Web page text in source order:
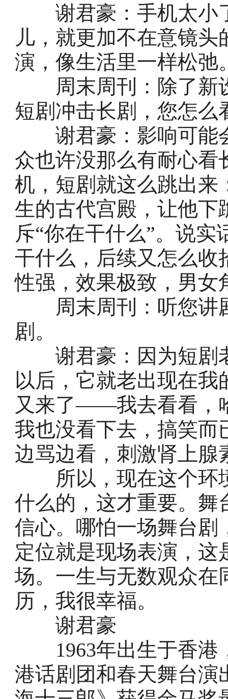
谢君豪：手机太小
儿，就更加不在意镜
演，像生活里一样松弛
周末周刊：除了新
短剧冲击长剧，您怎么
谢君豪：影响可能
众也许没那么有耐心看
机，短剧就这么跳出来
生的古代宫殿，让他下
斥“你在干什么”。说
干什么，后续又怎么收
性强，效果极致，男女
周末周刊：听您讲
剧。
谢君豪：因为短剧
以后，它就老出现在
又来了——我去看看，
我也没看下去，搞笑而
边骂边看，刺激肾上腺
所以，现在这个环
什么的，这才重要。舞
信心。哪怕一场舞台剧
定位就是现场表演，
场。一生与无数观众在
历，我很幸福。
谢君豪
1963年出生于香港
港话剧团和春天舞台演